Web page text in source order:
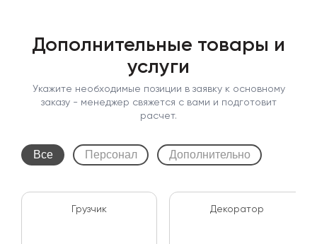
Дополнительные товары и
услуги
Укажите необходимые позиции в заявку к основному
заказу - менеджер свяжется с вами и подготовит
расчет.
Все Персонал Дополнительно
Грузчик Декоратор